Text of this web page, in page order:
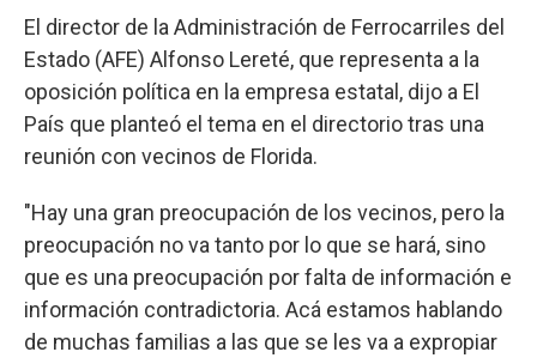
El director de la Administración de Ferrocarriles del
Estado (AFE) Alfonso Lereté, que representa a la
oposición política en la empresa estatal, dijo a El
País que planteó el tema en el directorio tras una
reunión con vecinos de Florida.
"Hay una gran preocupación de los vecinos, pero la
preocupación no va tanto por lo que se hará, sino
que es una preocupación por falta de información e
información contradictoria. Acá estamos hablando
de muchas familias a las que se les va a expropiar